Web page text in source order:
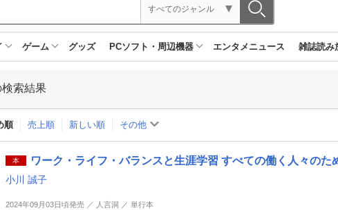
すべてのジャンル
ゲーム グッズ PCソフト・周辺機器 エンタメニュース 雑誌読み
検索結果
順 売上順 新しい順 その他
本 ワーク・ライフ・バランスと生涯学習 すべての働く人々のた
小川 誠子
2024年09月03日頃発売 ／ 人言洞 ／ 単行本